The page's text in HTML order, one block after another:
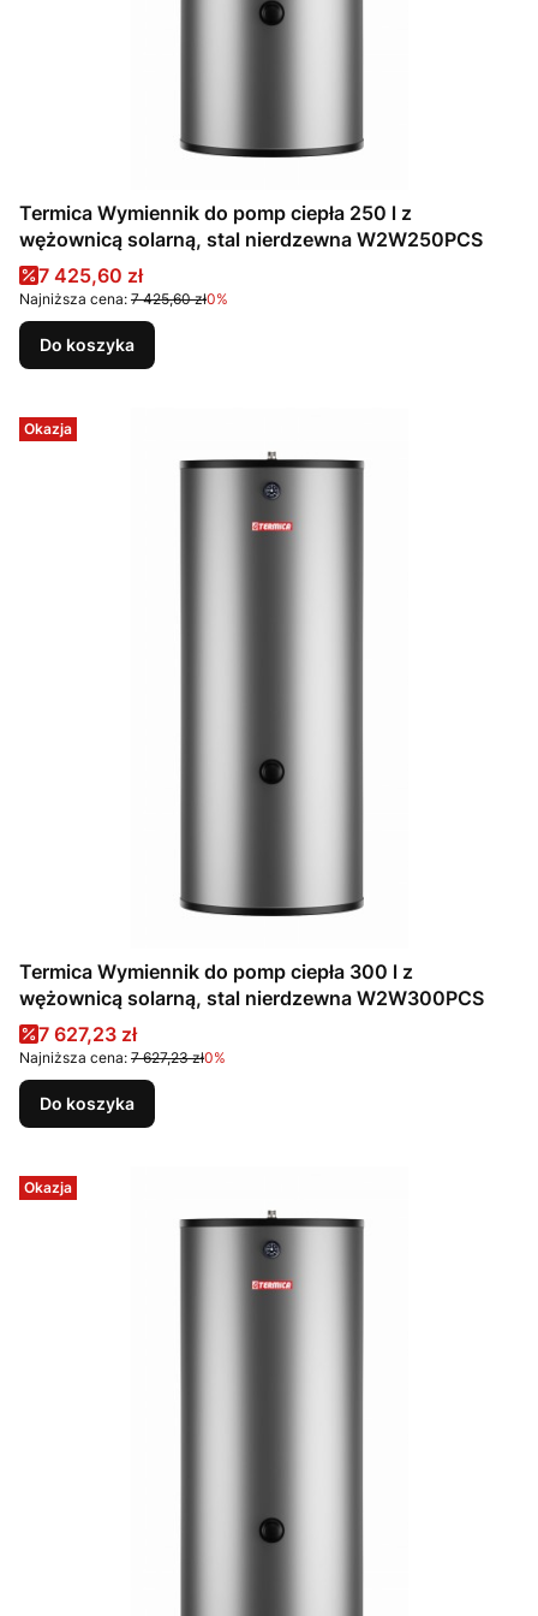
Termica Wymiennik do pomp ciepła 250 l z
wężownicą solarną, stal nierdzewna W2W250PCS
Cena promocyjna
7 425,60 zł
Najniższa cena: 7 425,60 zł0%
Do koszyka
Okazja
Termica Wymiennik do pomp ciepła 300 l z
wężownicą solarną, stal nierdzewna W2W300PCS
Cena promocyjna
7 627,23 zł
Najniższa cena: 7 627,23 zł0%
Do koszyka
Okazja